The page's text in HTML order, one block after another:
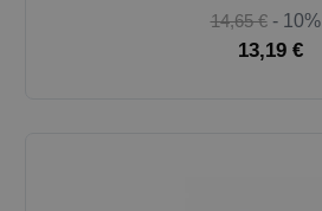
14,65 € - 10%
13,19 €